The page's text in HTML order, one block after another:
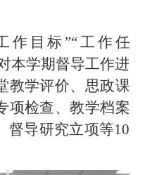
作目标”“工作任
本学期督导工作进
教学评价、思政课
项检查、教学档案
督导研究立项等10